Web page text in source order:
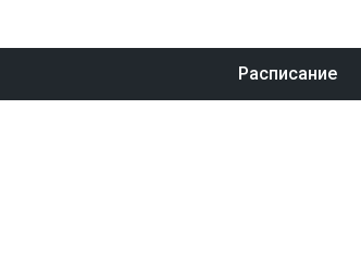
Расписание